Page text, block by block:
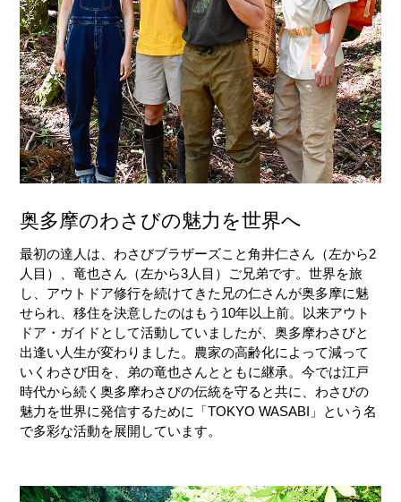
奥多摩のわさびの魅力を世界へ
最初の達人は、わさびブラザーズこと角井仁さん（左から2
人目）、竜也さん（左から3人目）ご兄弟です。世界を旅
し、アウトドア修行を続けてきた兄の仁さんが奥多摩に魅
せられ、移住を決意したのはもう10年以上前。以来アウト
ドア・ガイドとして活動していましたが、奥多摩わさびと
出逢い人生が変わりました。農家の高齢化によって減って
いくわさび田を、弟の竜也さんとともに継承。今では江戸
時代から続く奥多摩わさびの伝統を守ると共に、わさびの
魅力を世界に発信するために「TOKYO WASABI」という名
で多彩な活動を展開しています。